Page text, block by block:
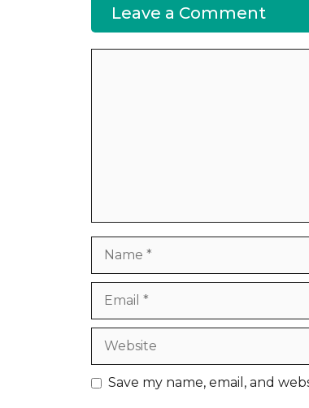
Leave a Comment
Website
Save my name, email, and